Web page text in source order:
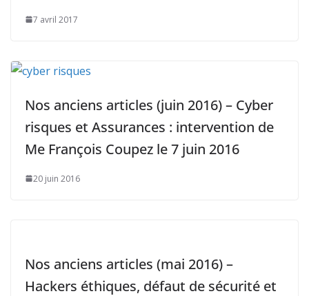
7 avril 2017
Nos anciens articles (juin 2016) – Cyber
risques et Assurances : intervention de
Me François Coupez le 7 juin 2016
20 juin 2016
Nos anciens articles (mai 2016) –
Hackers éthiques, défaut de sécurité et